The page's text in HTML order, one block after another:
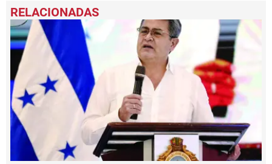
seconds
of
41
seconds